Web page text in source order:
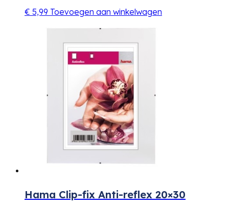
€ 5,99 Toevoegen aan winkelwagen
Hama Clip-fix Anti-reflex 20×30